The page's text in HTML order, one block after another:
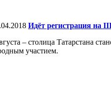
Идёт регистрация на
– столица Татарстана
участием.